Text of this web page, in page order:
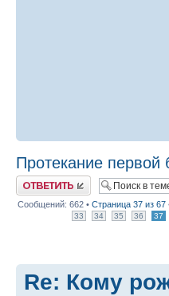
Протекание первой
Ответить
Сообщений: 662 • Страница 37 из 67
33
34 35 36 37
Re: Кому